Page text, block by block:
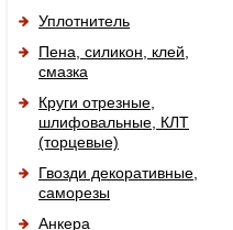
Уплотнитель
Пена, силикон, клей,
смазка
Круги отрезные,
шлифовальные, КЛТ
(торцевые)
Гвозди декоративные,
саморезы
Анкера